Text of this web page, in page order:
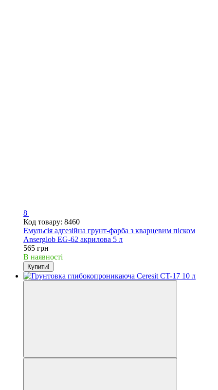
8
Код товару: 8460
Емульсія адгезійна грунт-фарба з кварцевим піском
Anserglob EG-62 акрилова 5 л
565 грн
В наявності
Купити!